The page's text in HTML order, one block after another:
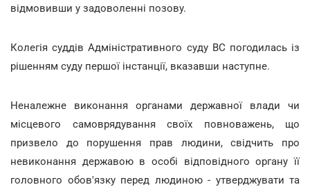
відмовивши у задоволенні позову.
Колегія суддів Адміністративного суду ВС погодилась із
рішенням суду першої інстанції, вказавши наступне.
Неналежне виконання органами державної влади чи
місцевого самоврядування своїх повноважень, що
призвело до порушення прав людини, свідчить про
невиконання державою в особі відповідного органу її
головного обов'язку перед людиною - утверджувати та